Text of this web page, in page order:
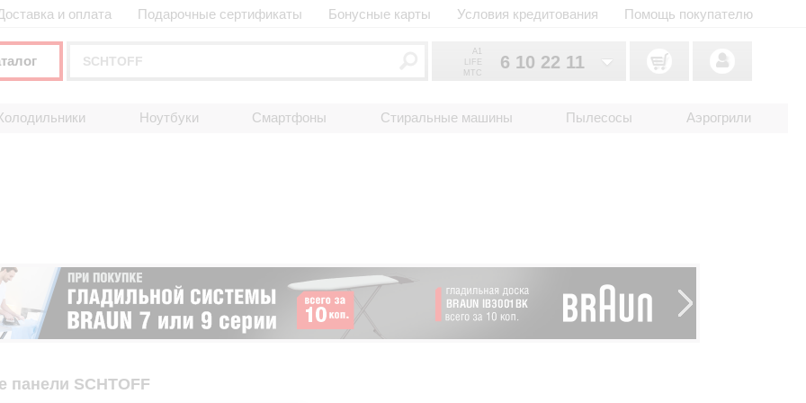
и оплата Подарочные сертификаты Бонусные карты Условия кредитования Помощь покупателю
A1
LIFE
MTC
6 10 22 11
Ноутбуки Смартфоны Стиральные машины Пылесосы Аэрогрили
панели SCHTOFF